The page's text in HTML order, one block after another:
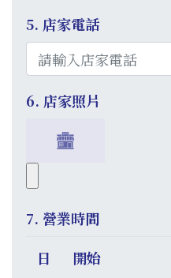
5. 店家電話
6. 店家照片
7. 營業時間
日
開始